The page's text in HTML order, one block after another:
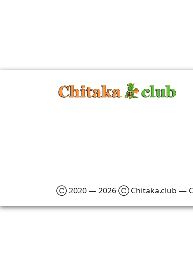
Ⓒ 2020 — 2026 Ⓒ Chitaka.club —